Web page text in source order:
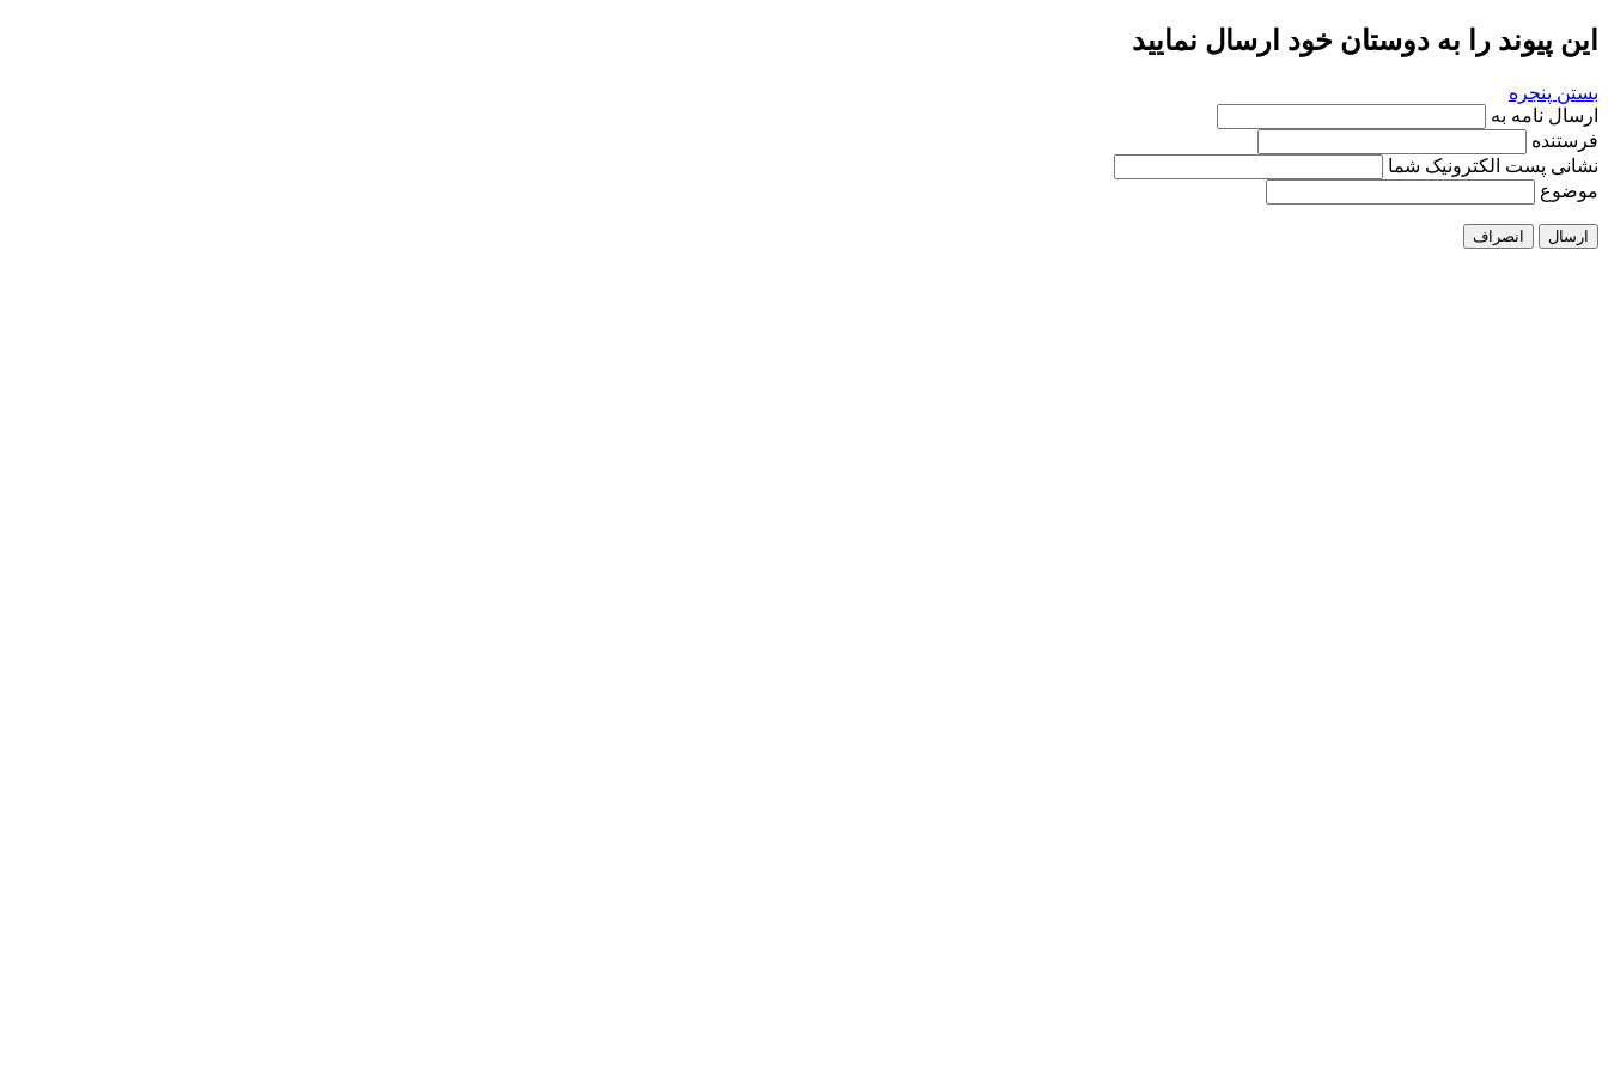
این پیوند را به دوستان خود ارسال نمایید
بستن پنجره
ارسال نامه به
فرستنده
نشانی پست الکترونیک شما
موضوع
ارسال انصراف